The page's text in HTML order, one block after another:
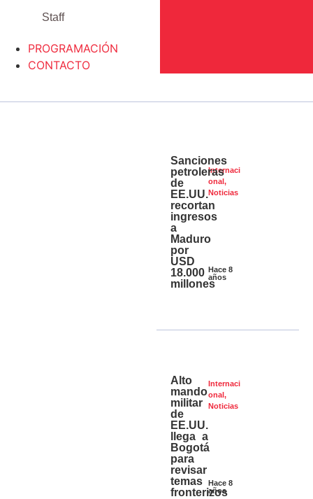
Staff
PROGRAMACIÓN
CONTACTO
Internaci
onal,
Noticias
Hace 8
años
Sanciones
petroleras
de
EE.UU.
recortan
ingresos
a
Maduro
por
USD
18.000
millones
Internaci
onal,
Noticias
Hace 8
años
Alto
mando
militar
de
EE.UU.
llega a
Bogotá
para
revisar
temas
fronterizos